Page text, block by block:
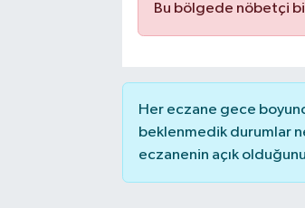
Bu bölgede nöbetçi
Her eczane gece
beklenmedik durumlar
eczanenin açık